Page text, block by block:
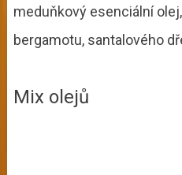
meduňkový esenciální
bergamotu, santalového
Mix olejů